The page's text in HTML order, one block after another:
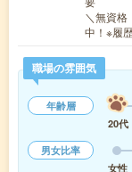
＼無資格
中！※履
職場の雰囲気
年齢層
20代
男女比率
女性